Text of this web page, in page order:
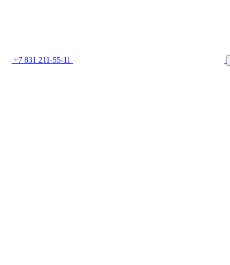
+7 831 211-55-11